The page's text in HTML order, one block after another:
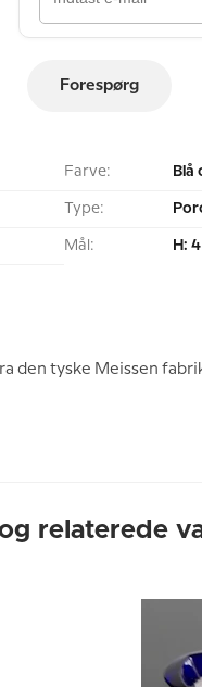
Forespørg
Farve: Blå
Type:
Mål: H:
tyske Meissen
relaterede